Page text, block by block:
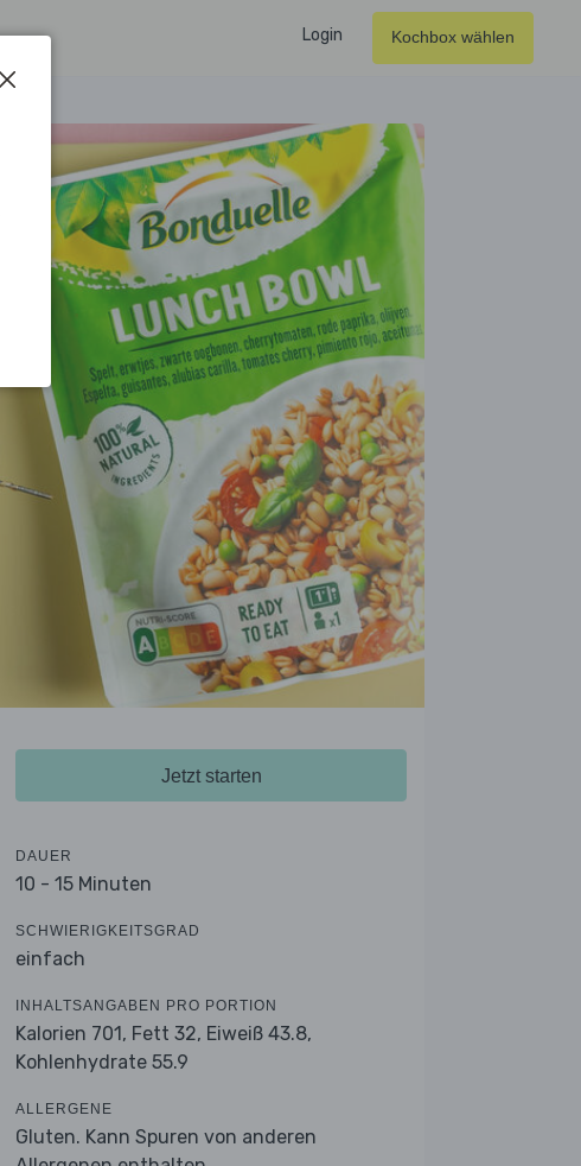
Login Kochbox wählen
Jetzt starten
DAUER
10 - 15 Minuten
SCHWIERIGKEITSGRAD
einfach
INHALTSANGABEN PRO PORTION
Kalorien 701, Fett 32, Eiweiß 43.8,
Kohlenhydrate 55.9
ALLERGENE
Gluten. Kann Spuren von anderen